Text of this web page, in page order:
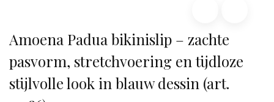
Amoena Padua bikinislip – zachte
pasvorm, stretchvoering en tijdloze
stijlvolle look in blauw dessin (art.